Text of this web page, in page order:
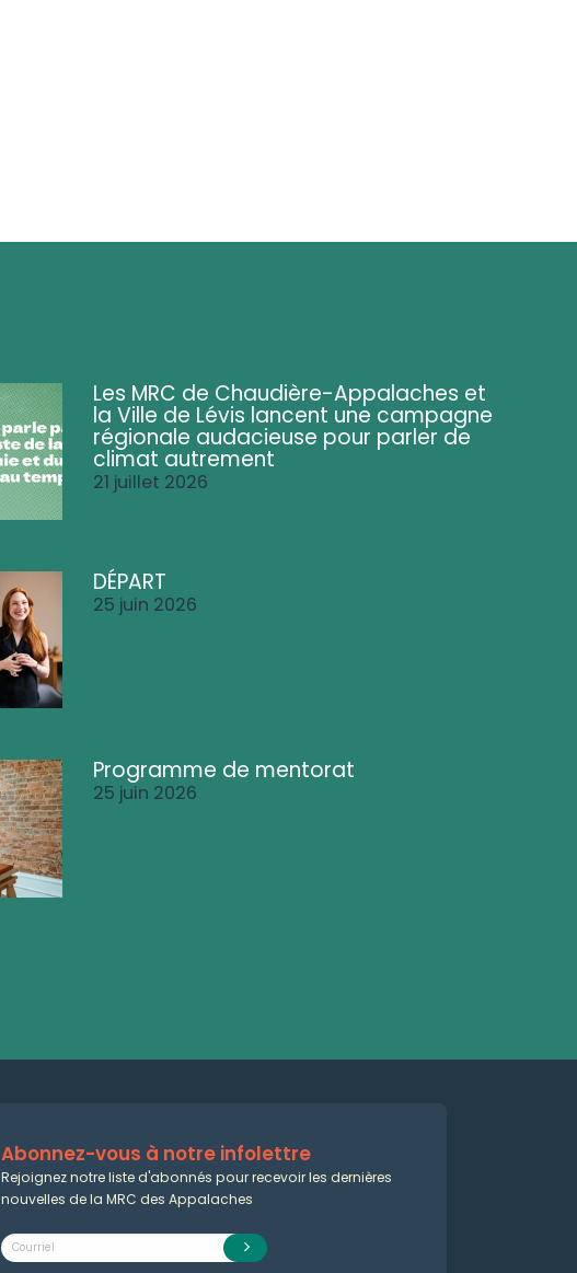
Les MRC de Chaudière-Appalaches et
la Ville de Lévis lancent une campagne
régionale audacieuse pour parler de
climat autrement
21 juillet 2026
DÉPART
25 juin 2026
Programme de mentorat
25 juin 2026
Abonnez-vous à notre infolettre
Rejoignez notre liste d'abonnés pour recevoir les dernières
nouvelles de la MRC des Appalaches